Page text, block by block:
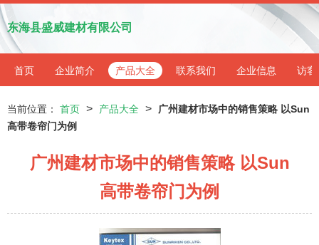
东海县盛威建材有限公司
首页 企业简介 产品大全 联系我们 企业信息 访客
当前位置： 首页 > 产品大全 >
广州建材市场中的销售策略 以Sun
高带卷帘门为例
广州建材市场中的销售策略 以Sun
高带卷帘门为例